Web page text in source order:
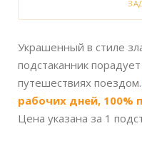
Украшенный в стиле
подстаканник
путешествиях поездом.
рабочих дней, 100%
Цена указана за 1